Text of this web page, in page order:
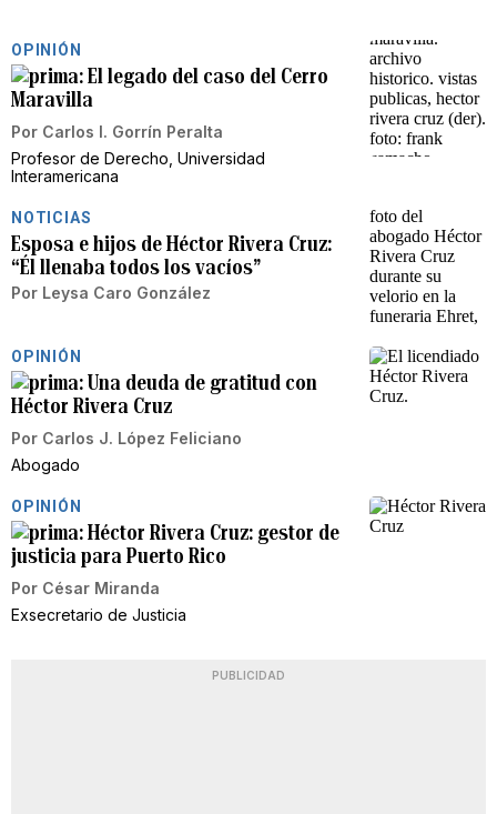
OPINIÓN
El legado del caso del Cerro
Maravilla
Por Carlos I. Gorrín Peralta
Profesor de Derecho, Universidad
Interamericana
NOTICIAS
Esposa e hijos de Héctor Rivera Cruz:
“Él llenaba todos los vacíos”
Por Leysa Caro González
OPINIÓN
Una deuda de gratitud con
Héctor Rivera Cruz
Por Carlos J. López Feliciano
Abogado
OPINIÓN
Héctor Rivera Cruz: gestor de
justicia para Puerto Rico
Por César Miranda
Exsecretario de Justicia
PUBLICIDAD